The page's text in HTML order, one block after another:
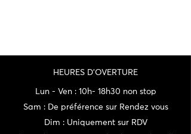
HEURES D'OVERTURE
Lun - Ven : 10h- 18h30 non stop
Sam : De préférence sur Rendez vous
Dim : Uniquement sur RDV